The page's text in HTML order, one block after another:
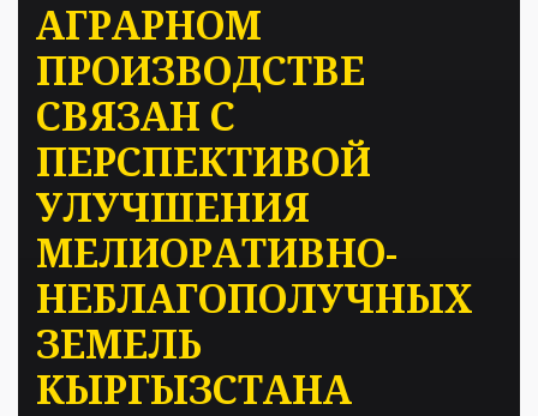
АГРАРНОМ
ПРОИЗВОДСТВЕ
СВЯЗАН С
ПЕРСПЕКТИВОЙ
УЛУЧШЕНИЯ
МЕЛИОРАТИВНО-
НЕБЛАГОПОЛУЧНЫХ
ЗЕМЕЛЬ
КЫРГЫЗСТАНА